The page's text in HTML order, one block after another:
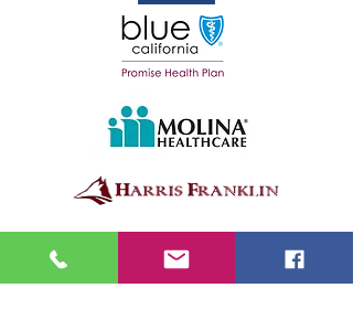
Supporting sponsors: